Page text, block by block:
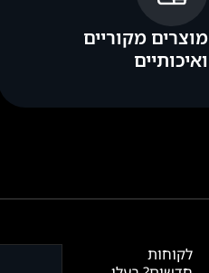
מוצרים מקוריים
ואיכותיים
לקוחות